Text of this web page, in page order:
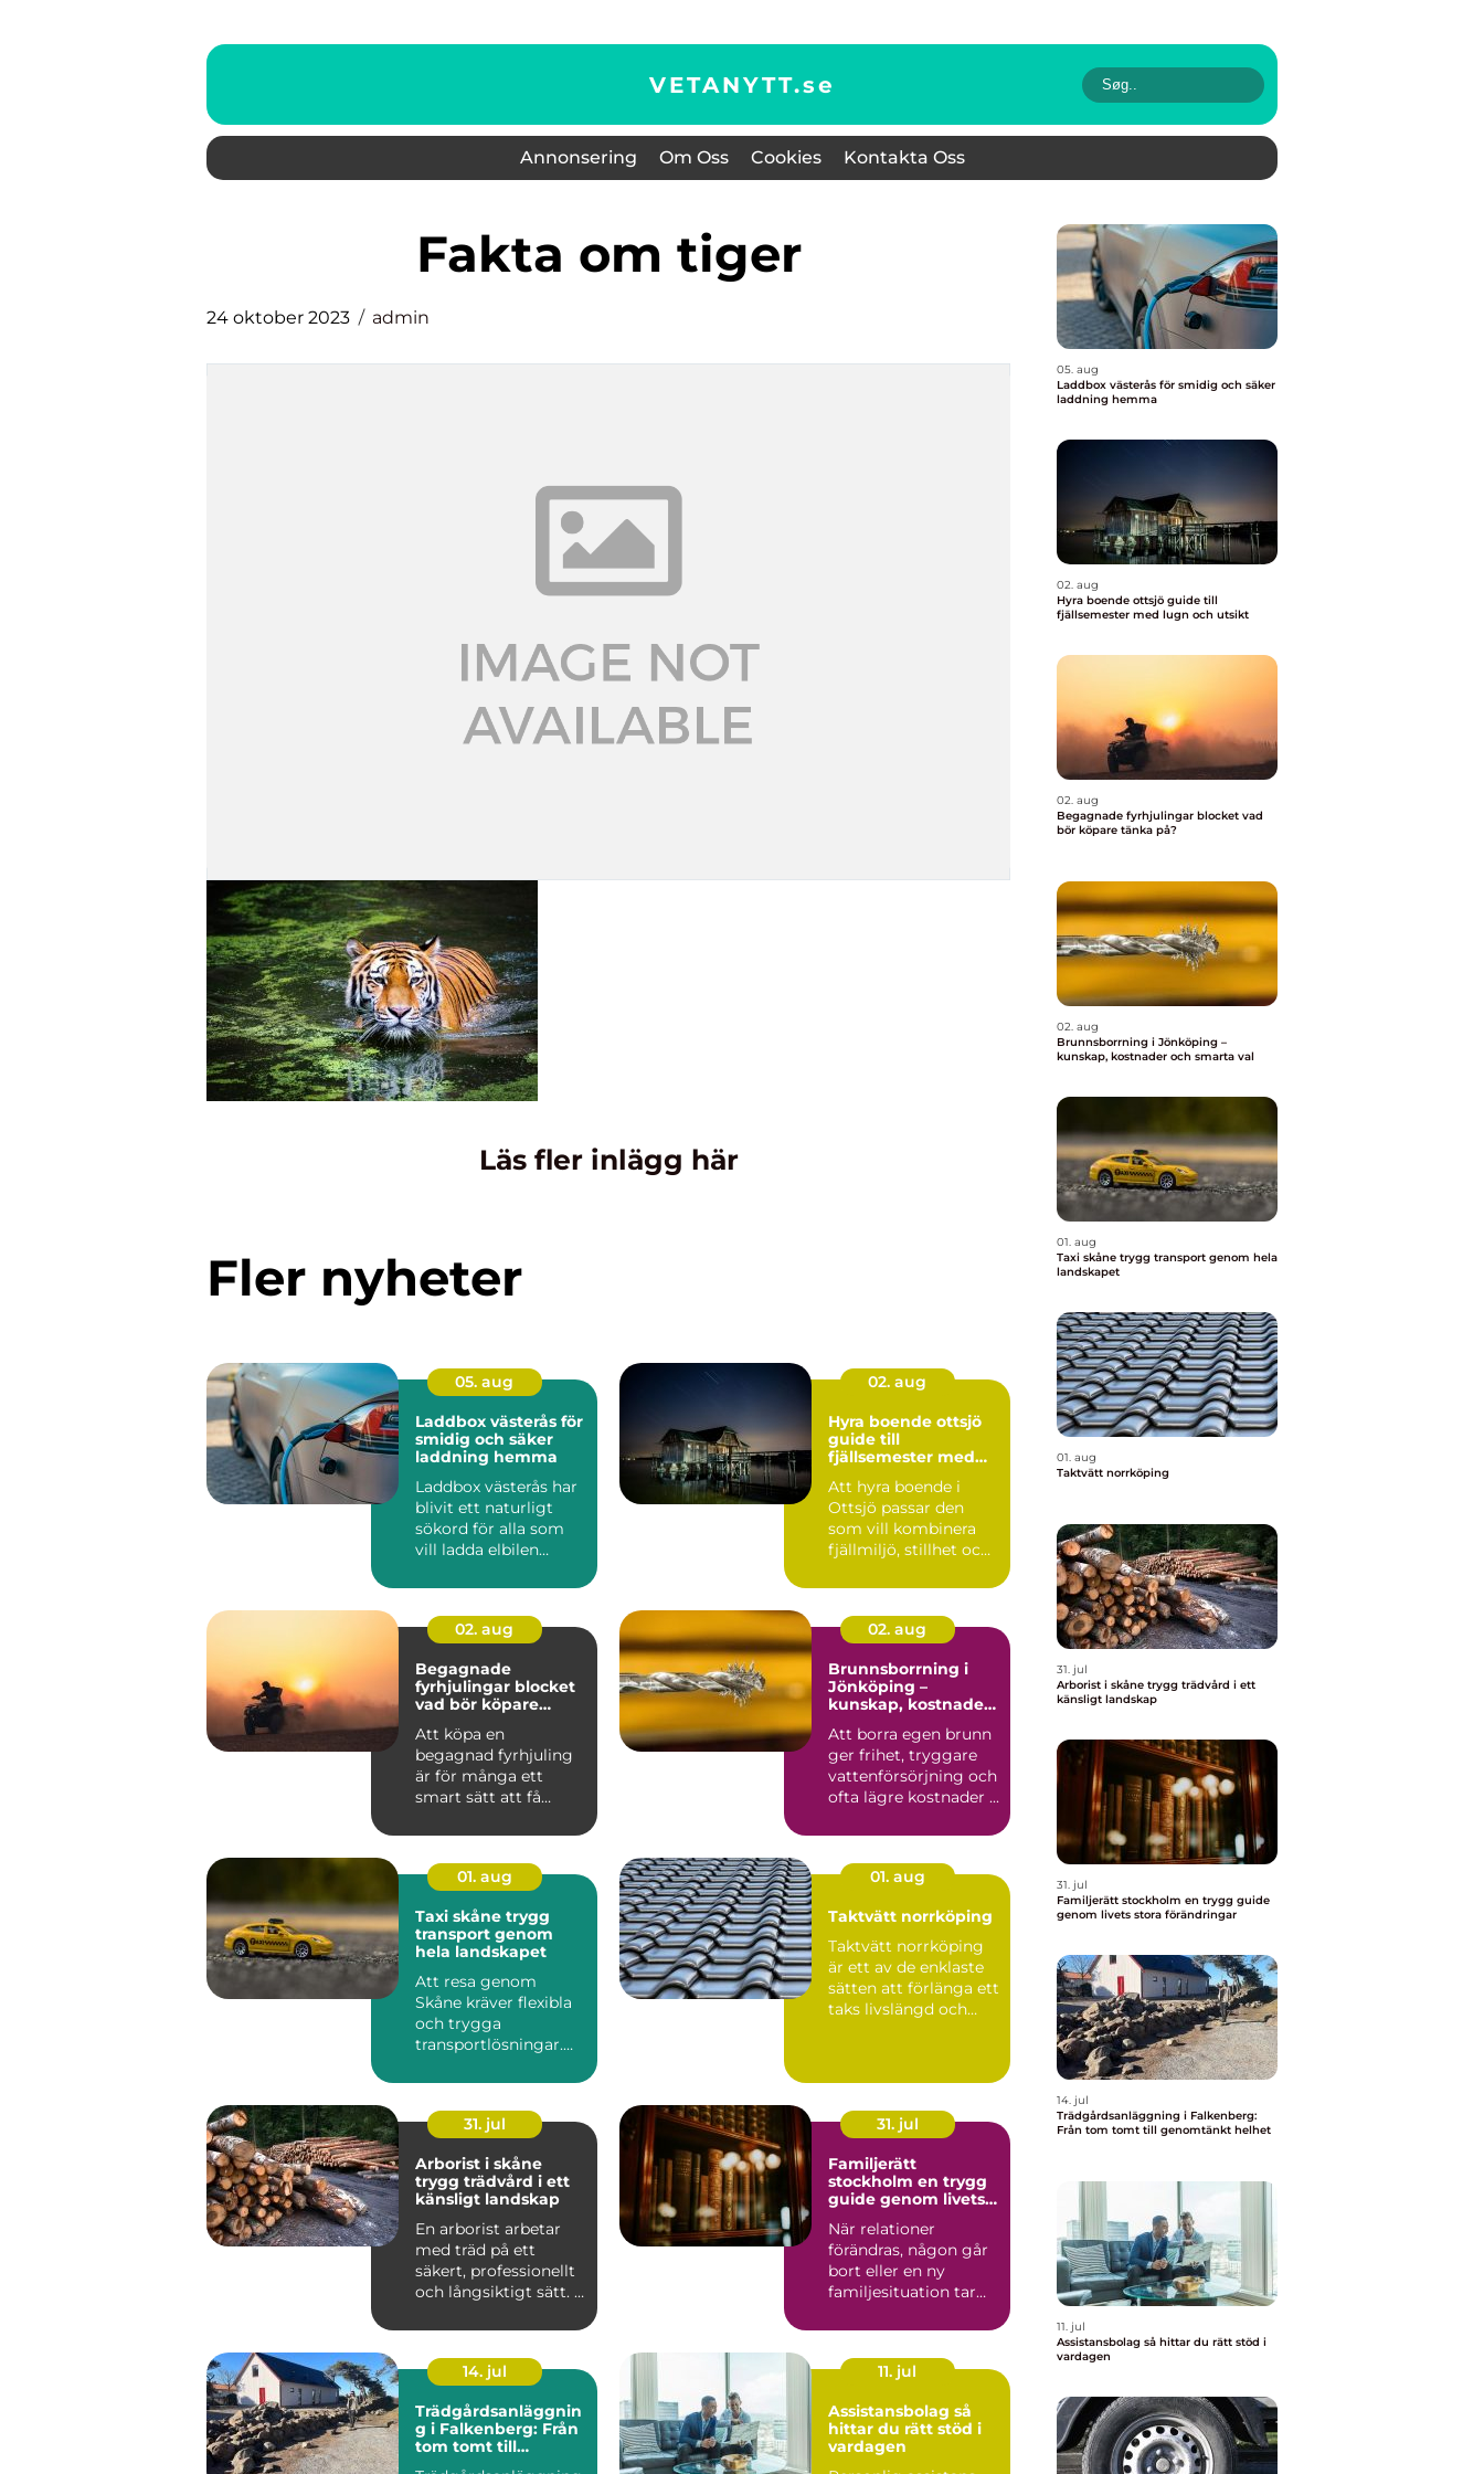
VETANYTT.se
Annonsering Om Oss Cookies Kontakta Oss
fakta om tiger
24 oktober 2023 admin
Läs fler inlägg här
Fler nyheter
05. aug
Laddbox västerås för
smidig och säker
laddning hemma
Laddbox västerås har
blivit ett naturligt
sökord för alla som
vill ladda elbilen
02. aug
Hyra boende ottsjö
guide till
fjällsemester med
Att hyra boende i
Ottsjö passar den
som vill kombinera
fjällmiljö, stillhet och
02. aug
Begagnade
fyrhjulingar blocket
vad bör köpare
Att köpa en
begagnad fyrhjuling
är för många ett
smart sätt att få
pengarna. Många...
02. aug
Brunnsborrning i
Jönköping –
kunskap, kostnader
Att borra egen brunn
ger frihet, tryggare
vattenförsörjning och
ofta lägre kostnader ...
01. aug
Taxi skåne trygg
transport genom
hela landskapet
Att resa genom
Skåne kräver flexibla
och trygga
transportlösningar.
fungerar bra i mång...
01. aug
Taktvätt norrköping
Taktvätt norrköping
är ett av de enklaste
sätten att förlänga ett
taks livslängd och
31. jul
Arborist i skåne
trygg trädvård i ett
känsligt landskap
En arborist arbetar
med träd på ett
säkert, professionellt
och långsiktigt sätt. I
31. jul
Familjerätt
stockholm en trygg
guide genom livets
När relationer
förändras, någon går
bort eller en ny
familjesituation tar
både kän...
14. jul
Trädgårdsanläggnin
g i Falkenberg: Från
tom tomt till
11. jul
Assistansbolag så
hittar du rätt stöd i
vardagen
05. aug
Laddbox västerås för smidig och säker
laddning hemma
02. aug
Hyra boende ottsjö guide till
fjällsemester med lugn och utsikt
02. aug
Begagnade fyrhjulingar blocket vad
bör köpare tänka på?
02. aug
Brunnsborrning i Jönköping –
kunskap, kostnader och smarta val
01. aug
Taxi skåne trygg transport genom hela
landskapet
01. aug
Taktvätt norrköping
31. jul
Arborist i skåne trygg trädvård i ett
känsligt landskap
31. jul
Familjerätt stockholm en trygg guide
genom livets stora förändringar
14. jul
Trädgårdsanläggning i Falkenberg:
Från tom tomt till genomtänkt helhet
11. jul
Assistansbolag så hittar du rätt stöd i
vardagen